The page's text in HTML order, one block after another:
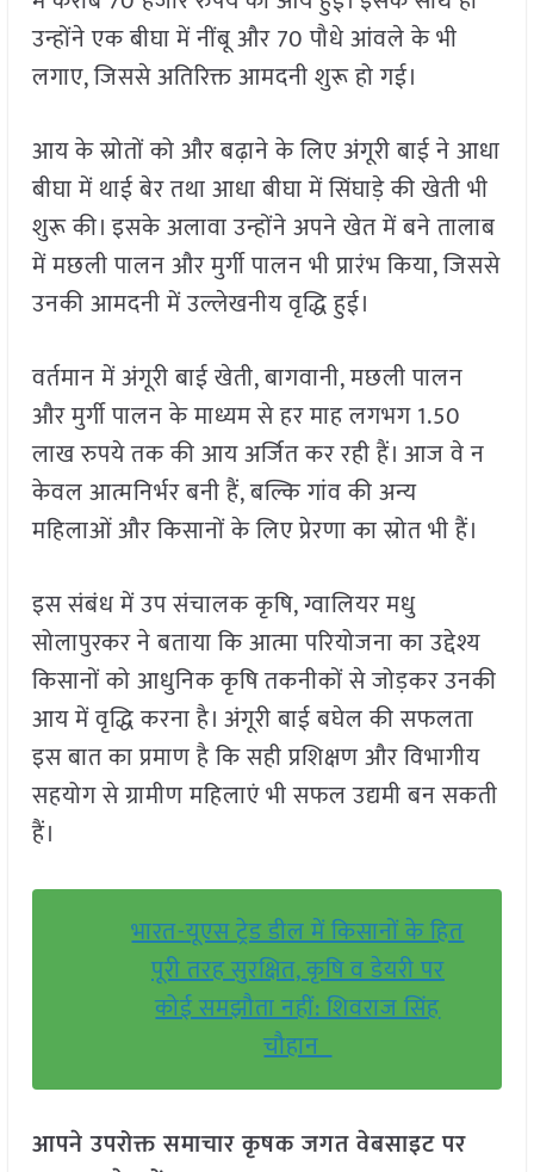
उन्होंने एक बीघा में नींबू और 70 पौधे आंवले के भी
लगाए, जिससे अतिरिक्त आमदनी शुरू हो गई।
आय के स्रोतों को और बढ़ाने के लिए अंगूरी बाई ने आधा
बीघा में थाई बेर तथा आधा बीघा में सिंघाड़े की खेती भी
शुरू की। इसके अलावा उन्होंने अपने खेत में बने तालाब
में मछली पालन और मुर्गी पालन भी प्रारंभ किया, जिससे
उनकी आमदनी में उल्लेखनीय वृद्धि हुई।
वर्तमान में अंगूरी बाई खेती, बागवानी, मछली पालन
और मुर्गी पालन के माध्यम से हर माह लगभग 1.50
लाख रुपये तक की आय अर्जित कर रही हैं। आज वे न
केवल आत्मनिर्भर बनी हैं, बल्कि गांव की अन्य
महिलाओं और किसानों के लिए प्रेरणा का स्रोत भी हैं।
इस संबंध में उप संचालक कृषि, ग्वालियर मधु
सोलापुरकर ने बताया कि आत्मा परियोजना का उद्देश्य
किसानों को आधुनिक कृषि तकनीकों से जोड़कर उनकी
आय में वृद्धि करना है। अंगूरी बाई बघेल की सफलता
इस बात का प्रमाण है कि सही प्रशिक्षण और विभागीय
सहयोग से ग्रामीण महिलाएं भी सफल उद्यमी बन सकती
हैं।
भारत-यूएस ट्रेड डील में किसानों के हित
पूरी तरह सुरक्षित, कृषि व डेयरी पर
कोई समझौता नहीं: शिवराज सिंह
चौहान
आपने उपरोक्त समाचार कृषक जगत वेबसाइट पर